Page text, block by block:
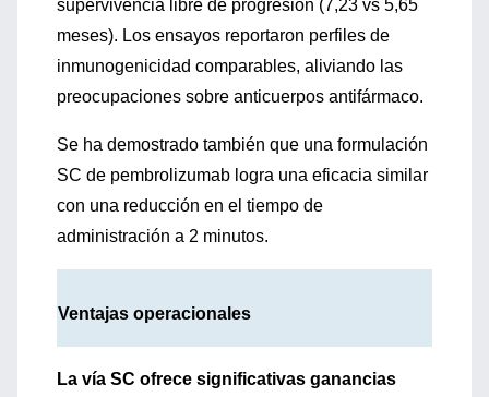
supervivencia libre de progresión (7,23 vs 5,65
meses). Los ensayos reportaron perfiles de
inmunogenicidad comparables, aliviando las
preocupaciones sobre anticuerpos antifármaco.
Se ha demostrado también que una formulación
SC de pembrolizumab logra una eficacia similar
con una reducción en el tiempo de
administración a 2 minutos.
Ventajas operacionales
La vía SC ofrece significativas ganancias